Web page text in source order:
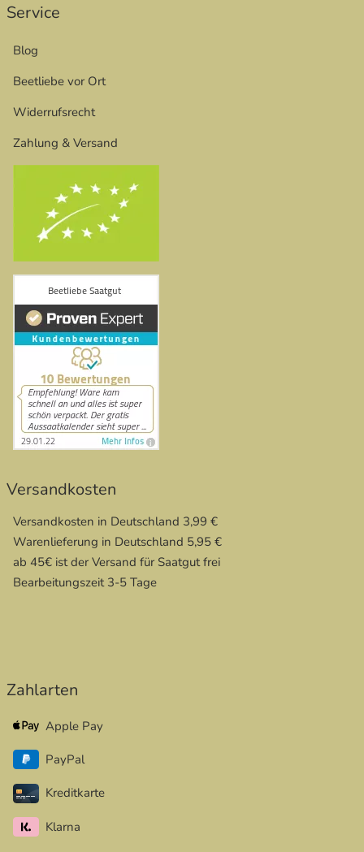
Service
Blog
Beetliebe vor Ort
Widerrufsrecht
Zahlung & Versand
Versandkosten
Versandkosten in Deutschland 3,99 €
Warenlieferung in Deutschland 5,95 €
ab 45€ ist der Versand für Saatgut frei
Bearbeitungszeit 3-5 Tage
Zahlarten
Apple Pay
PayPal
Kreditkarte
Klarna